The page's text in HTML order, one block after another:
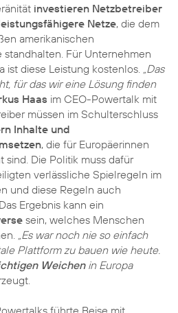
investieren Netzbetreiber
Netze, die dem
amerikanischen
Für Unternehmen
ist diese Leistung kostenlos.
„Das
für das wir eine Lösung finden
Haas im CEO-Powertalk mit
müssen im Schulterschluss
Inhalte und
, die für Europäerinnen
sind. Die Politik muss dafür
verlässliche Spielregeln im
und diese Regeln auch
Ergebnis kann ein
sein, welches Menschen
„Es war noch nie so einfach
Plattform zu bauen wie heute.
Weichenin Europa
führte Beise mit